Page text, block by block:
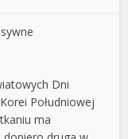
Dni
Południowej
ma